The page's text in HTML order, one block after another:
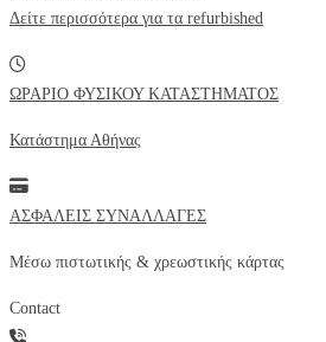
Δείτε περισσότερα για τα refurbished
ΩΡΑΡΙΟ ΦΥΣΙΚΟΥ ΚΑΤΑΣΤΗΜΑΤΟΣ
Κατάστημα Αθήνας
ΑΣΦΑΛΕΙΣ ΣΥΝΑΛΛΑΓΕΣ
Μέσω πιστωτικής & χρεωστικής κάρτας
Contact